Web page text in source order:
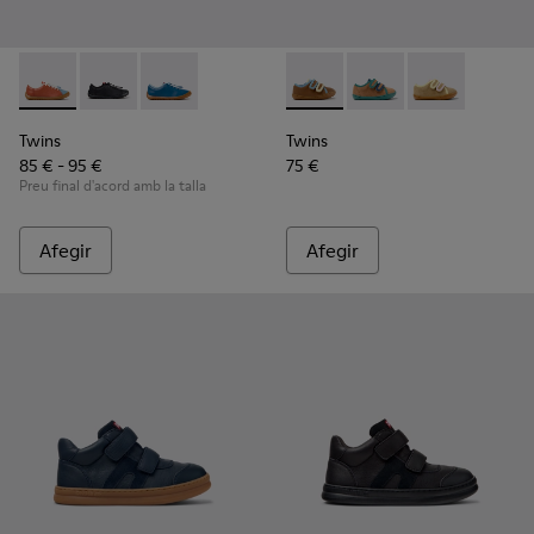
Twins - K800707-008 - Sabatilles esportives de pell
Twins - K800707-007 - Sabatilles esportives de pell
Twins - K800707-002 - Sabatilles esportives
Twins
85 € - 95 €
Preu final d'acord amb la talla
Afegir
Twins - K800666-008 -
Twins - K800666-
Twins -
Twins
75 €
Afegir